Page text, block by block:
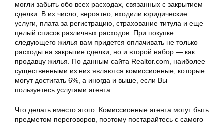
могли забыть обо всех расходах, связанных с закрытием
сделки. В их число, вероятно, входили юридические
услуги, плата за регистрацию, страхование титула и еще
целый список различных расходов. При покупке
следующего жилья вам придется оплачивать не только
расходы на закрытие сделки, но и второй набор — как
продавцу жилья. По данным сайта Realtor.com, наиболее
существенными из них являются комиссионные, которые
могут достигать 6%, а иногда и выше, если Вы
пользуетесь услугами агента.
Что делать вместо этого: Комиссионные агента могут быть
предметом переговоров, поэтому постарайтесь с самого